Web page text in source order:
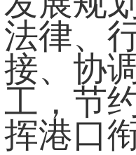
法律、
接、协
工，节
挥港口